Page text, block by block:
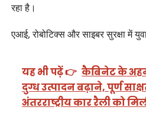
रहा है।
एआई, रोबोटिक्स और साइबर सुरक्षा में
यह भी पढ़ें 👉 कैबिनेट के
दुग्ध उत्पादन बढ़ाने, पूर्ण
अंतरराष्ट्रीय कार रैली को